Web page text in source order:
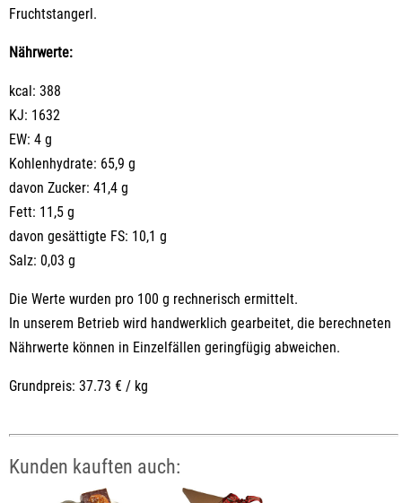
Fruchtstangerl.
Nährwerte:
kcal: 388
KJ: 1632
EW: 4 g
Kohlenhydrate: 65,9 g
davon Zucker: 41,4 g
Fett: 11,5 g
davon gesättigte FS: 10,1 g
Salz: 0,03 g
Die Werte wurden pro 100 g rechnerisch ermittelt.
In unserem Betrieb wird handwerklich gearbeitet, die berechneten
Nährwerte können in Einzelfällen geringfügig abweichen.
Grundpreis: 37.73 € / kg
Kunden kauften auch: